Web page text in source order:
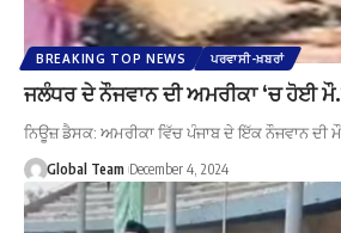
BREAKING TOP NEWS ਪਰਵਾਸੀ-ਖ਼ਬਰਾਂ
ਜਲੰਧਰ ਦੇ ਨੌਜਵਾਨ ਦੀ ਅਮਰੀਕਾ ‘ਚ ਹੋਈ
ਨਿਊਜ਼ ਡੈਸਕ: ਅਮਰੀਕਾ ਵਿੱਚ ਪੰਜਾਬ ਦੇ ਇੱਕ ਨੌਜਵਾਨ ਦੀ
Global Team December 4, 2024